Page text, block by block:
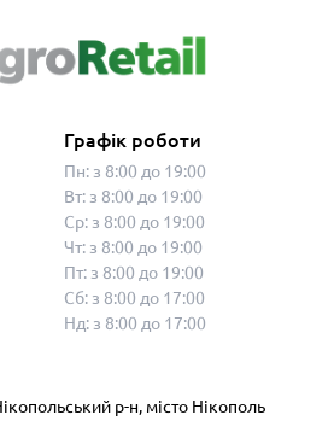
Графік роботи
Пн: з 8:00 до 19:00
Вт: з 8:00 до 19:00
Ср: з 8:00 до 19:00
Чт: з 8:00 до 19:00
Пт: з 8:00 до 19:00
Сб: з 8:00 до 17:00
Нд: з 8:00 до 17:00
р-н, місто Нікополь